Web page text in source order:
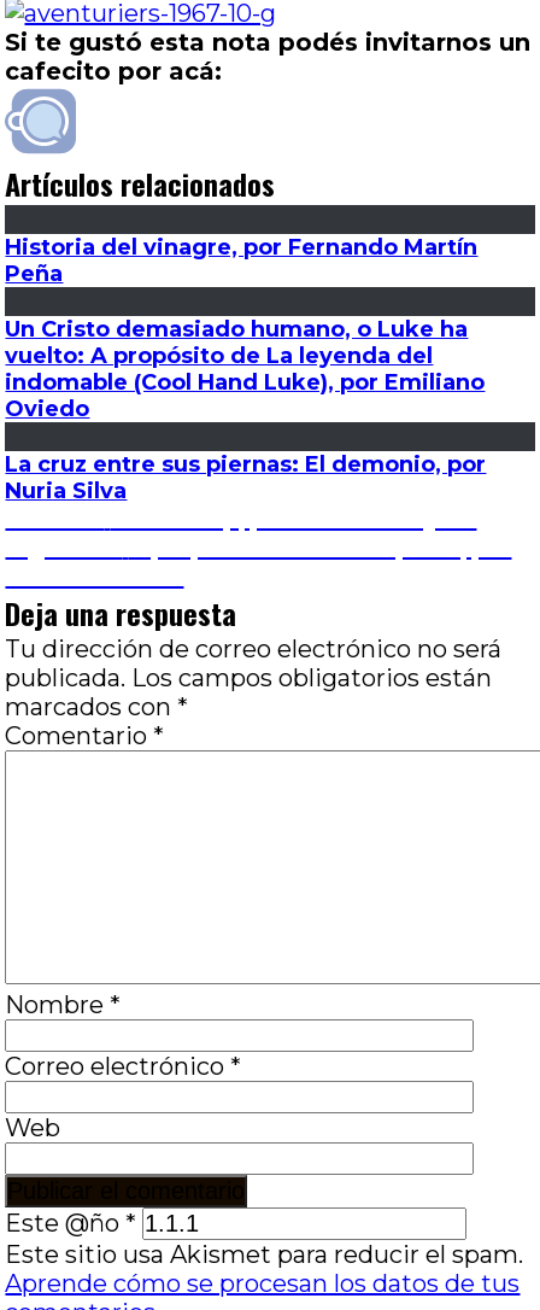
Si te gustó esta nota podés invitarnos un
cafecito por acá:
Artículos relacionados
Historia del vinagre, por Fernando Martín
Peña
Un Cristo demasiado humano, o Luke ha
vuelto: A propósito de La leyenda del
indomable (Cool Hand Luke), por Emiliano
Oviedo
La cruz entre sus piernas: El demonio, por
Nuria Silva
Navegación
de
entradas
Deja una respuesta
Tu dirección de correo electrónico no será
publicada. Los campos obligatorios están
marcados con *
Comentario *
Nombre *
Correo electrónico *
Web
Este @ño *
Este sitio usa Akismet para reducir el spam.
Aprende cómo se procesan los datos de tus